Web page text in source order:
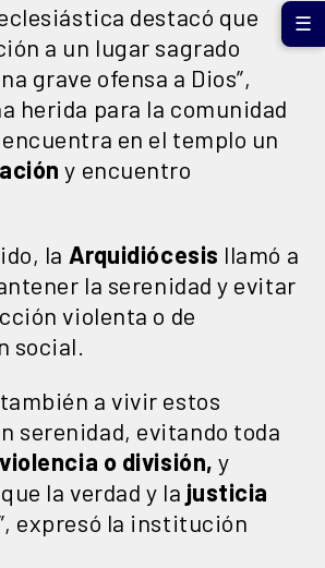
destacó que
a un lugar sagrado
grave ofensa a Dios”,
herida para la comunidad
en el templo un
y encuentro
la Arquidiócesis llamó a
la serenidad y evitar
violenta o de
social.
a vivir estos
serenidad, evitando toda
violencia o división, y
la verdad y la justicia
expresó la institución
☰